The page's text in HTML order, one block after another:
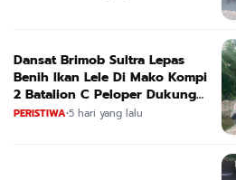
Dansat Brimob Sultra Lepas
Benih Ikan Lele Di Mako Kompi
2 Batalion C Peloper Dukung
ketahanan Pangan Nasional
PERISTIWA•5 hari yang lalu